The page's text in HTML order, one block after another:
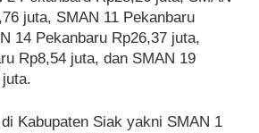
juta, SMAN 11 Pekanbaru
14 Pekanbaru Rp26,37 juta,
Rp8,54 juta, dan SMAN 19
Kabupaten Siak yakni SMAN 1